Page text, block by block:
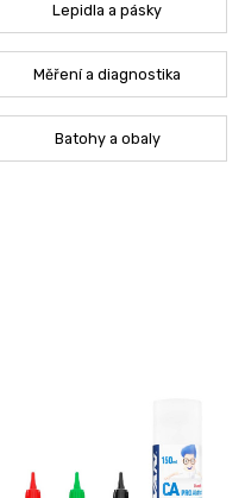
Lepidla a pásky
Měření a diagnostika
Batohy a obaly